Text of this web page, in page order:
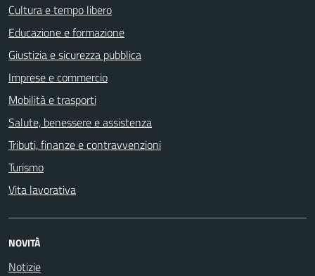
Cultura e tempo libero
Educazione e formazione
Giustizia e sicurezza pubblica
Imprese e commercio
Mobilità e trasporti
Salute, benessere e assistenza
Tributi, finanze e contravvenzioni
Turismo
Vita lavorativa
NOVITÀ
Notizie